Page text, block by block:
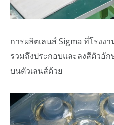
การผลิตเลนส์ Sigma ที่โรง
รวมถึงประกอบและลงสีตัวอั
บนตัวเลนส์ด้วย